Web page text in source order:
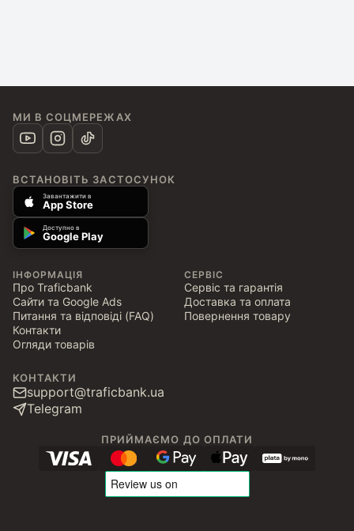
МИ В СОЦМЕРЕЖАХ
ВСТАНОВІТЬ ЗАСТОСУНОК
Завантажити в
App Store
Доступно в
Google Play
ІНФОРМАЦІЯ
Про Traficbank
Сайти та Google Ads
Питання та відповіді (FAQ)
Контакти
Огляди товарів
СЕРВІС
Сервіс та гарантія
Доставка та оплата
Повернення товару
КОНТАКТИ
support@traficbank.ua
Telegram
ПРИЙМАЄМО ДО ОПЛАТИ